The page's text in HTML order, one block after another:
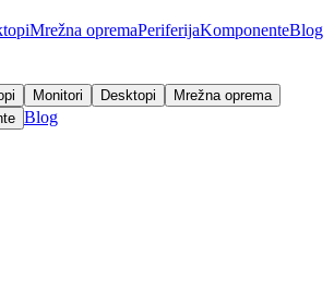
Mrežna opremaPeriferijaKomponenteBlog
Monitori Desktopi
Mrežna oprema
Blog